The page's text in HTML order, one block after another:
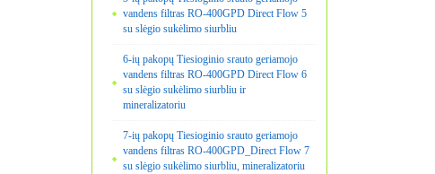
vandens filtras RO-400GPD Direct Flow 5
su slėgio sukėlimo siurbliu
6-ių pakopų Tiesioginio srauto geriamojo
vandens filtras RO-400GPD Direct Flow 6
su slėgio sukėlimo siurbliu ir
mineralizatoriu
7-ių pakopų Tiesioginio srauto geriamojo
vandens filtras RO-400GPD_Direct Flow 7
su slėgio sukėlimo siurbliu, mineralizatoriu